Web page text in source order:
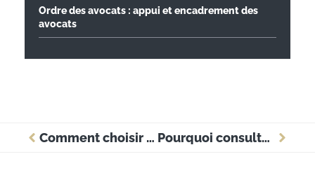
Ordre des avocats : appui et encadrement des
avocats
Comment choisir une formation en langue étrangère adaptée à votre secteur ? Pourquoi consulter un avocat à Lausanne avant de lancer son entreprise ?